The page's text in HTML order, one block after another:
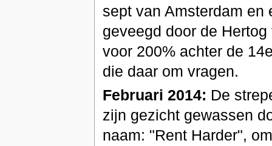
sept van Amsterdam en
geveegd door de
voor 200% achter de
die daar om vragen.
Februari 2014: De
zijn gezicht gewassen
naam: "Rent Harder",